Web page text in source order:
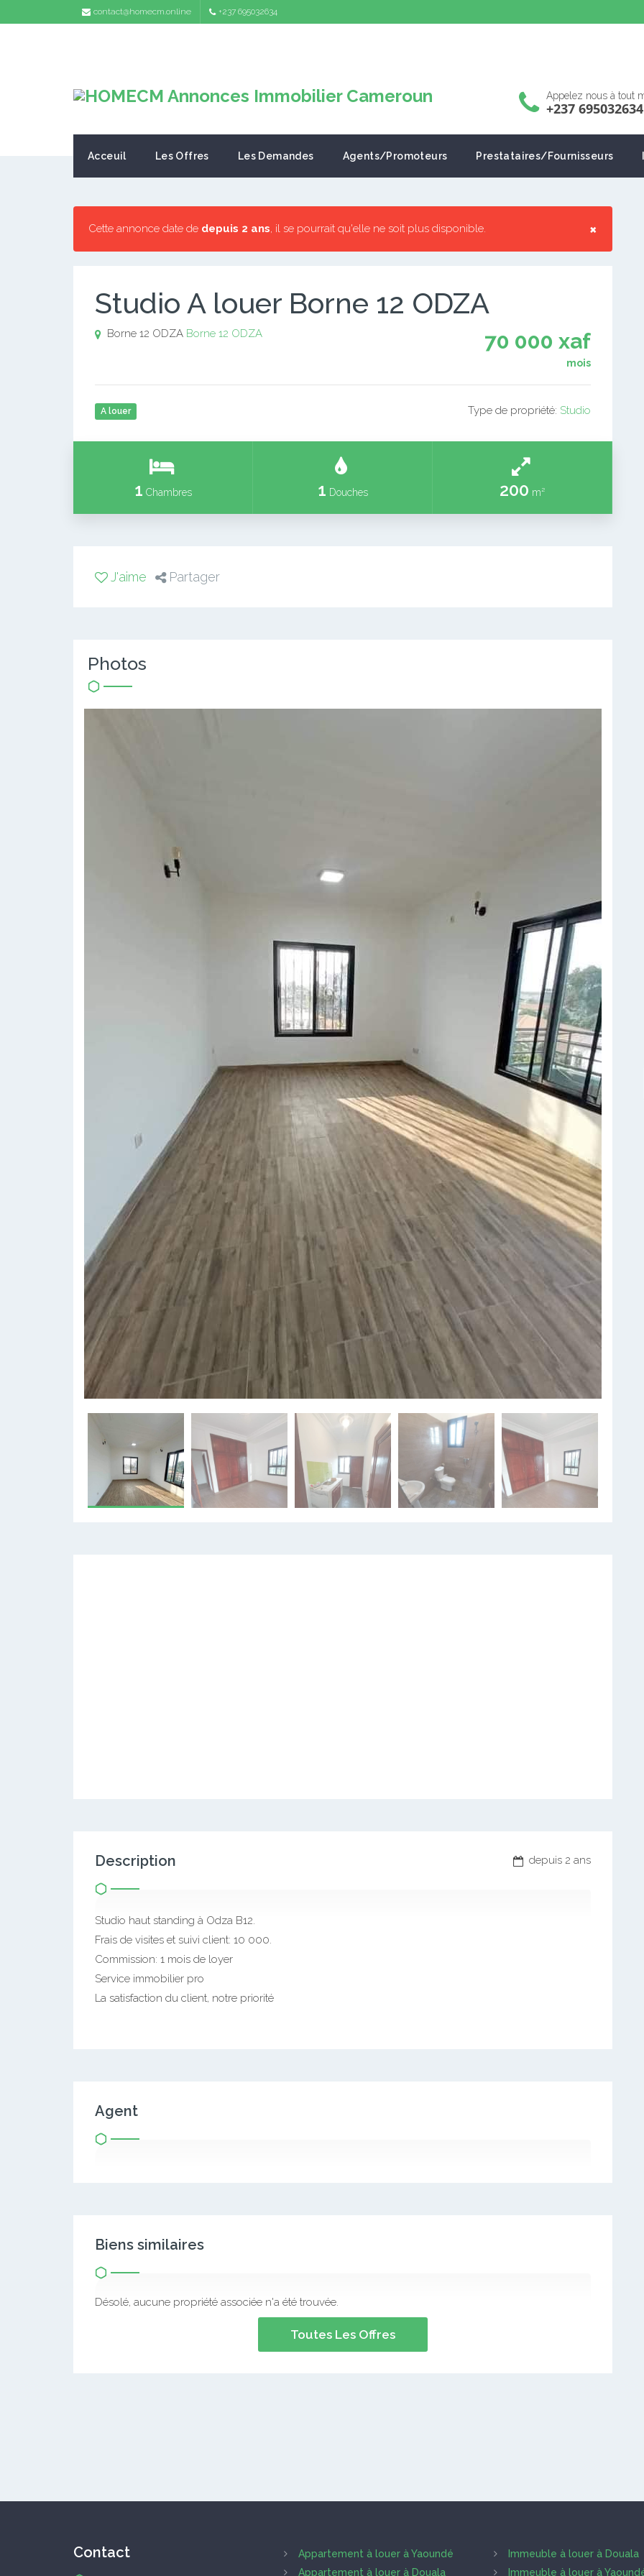
contact@homecm.online +237 695032634
Appelez nous à tout
+237 695032634
Acceuil Les Offres Les Demandes Agents/Promoteurs Prestataires/Fournisseurs
×
Cette annonce date de depuis 2 ans, il se pourrait qu'elle ne soit plus disponible.
Studio A louer Borne 12 ODZA
70 000 xaf
mois
Borne 12 ODZA Borne 12 ODZA
A louer Type de propriété: Studio
1 Chambres 1 Douches 200 m²
J'aime Partager
Photos
depuis 2 ans
Description
Studio haut standing à Odza B12.
Frais de visites et suivi client: 10 000.
Commission: 1 mois de loyer
Service immobilier pro
La satisfaction du client, notre priorité
Agent
Biens similaires
Désolé, aucune propriété associée n'a été trouvée.
Toutes Les Offres
Contact
Appartement à louer à Yaoundé
Appartement à louer à Douala
Immeuble à louer à Douala
Immeuble à louer à